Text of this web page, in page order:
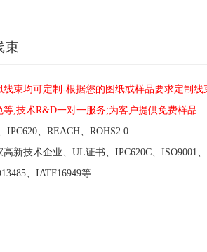
束
线束均可定制-根据您的图纸或样品要求定制线
等,技术R&D一对一服务;为客户提供免费样品
IPC620、REACH、ROHS2.0
新技术企业、UL证书、IPC620C、ISO9001、
、IATF16949等